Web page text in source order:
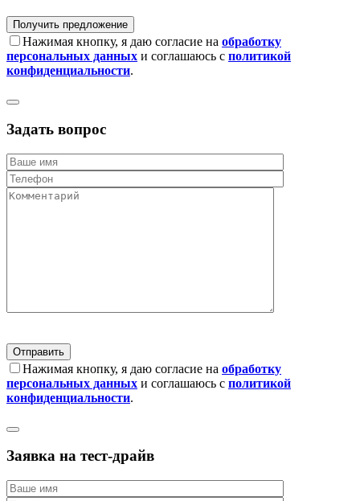
Нажимая кнопку, я даю согласие на обработку
персональных данных и соглашаюсь с политикой
конфиденциальности.
Задать вопрос
Нажимая кнопку, я даю согласие на обработку
персональных данных и соглашаюсь с политикой
конфиденциальности.
Заявка на тест-драйв